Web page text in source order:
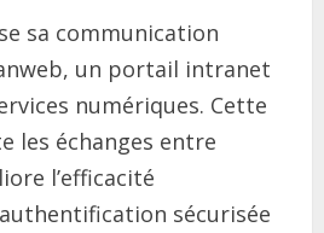
sa communication
un portail intranet
numériques. Cette
les échanges entre
l’efficacité
sécurisée